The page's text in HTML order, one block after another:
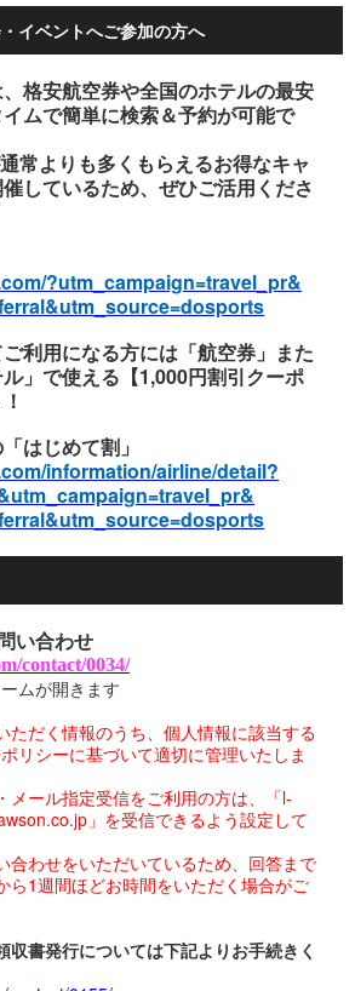
イベントへご参加の方へ
格安航空券や全国のホテルの最安
ムで簡単に検索＆予約が可能で
常よりも多くもらえるお得なキャ
しているため、ぜひご活用くださ
?utm_campaign=travel_pr&
utm_source=dosports
利用になる方には「航空券」また
」で使える【1,000円割引クーポ
はじめて割」
information/airline/detail?
utm_campaign=travel_pr&
utm_source=dosports
い合わせ
contact/0034/
ムが開きます
ただく情報のうち、個人情報に該当する
リシーに基づいて適切に管理いたしま
メール指定受信をご利用の方は、「l-
」を受信できるよう設定して
合わせをいただいているため、回答まで
ら1週間ほどお時間をいただく場合がご
収書発行については下記よりお手続きく